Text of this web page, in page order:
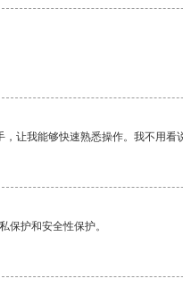
让我能够快速熟悉操作。我不用看
保护和安全性保护。